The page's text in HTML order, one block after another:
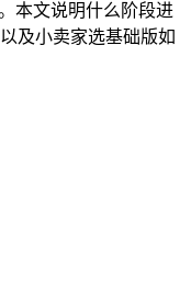
本文说明什么阶段进
及小卖家选基础版如